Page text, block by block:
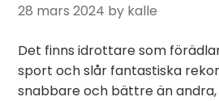
28 mars 2024 by kalle
Det finns idrottare som
sport och slår fantastiska
snabbare och bättre än